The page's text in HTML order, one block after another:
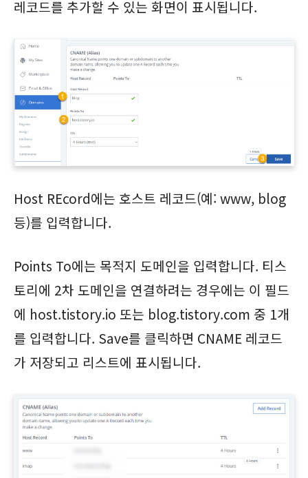
레코드를 추가할 수 있는 화면이 표시됩니다.
Host REcord에는 호스트 레코드(예: www, blog
등)를 입력합니다.
Points To에는 목적지 도메인을 입력합니다. 티스
토리에 2차 도메인을 연결하려는 경우에는 이 필드
에 host.tistory.io 또는 blog.tistory.com 중 1개
를 입력합니다. Save를 클릭하면 CNAME 레코드
가 저장되고 리스트에 표시됩니다.